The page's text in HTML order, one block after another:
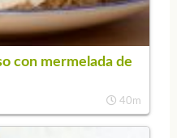
con mermelada de
40m